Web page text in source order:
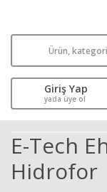
Giriş Yap
yada üye ol
E-Tech
Hidrofor